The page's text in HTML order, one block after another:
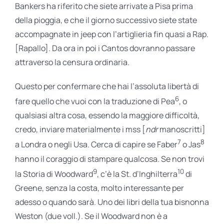
Bankers ha riferito che siete arrivate a Pisa prima
della pioggia, e che il giorno successivo siete state
accompagnate in jeep con l’artiglieria fin quasi a Rap.
[Rapallo]. Da ora in poi i Cantos dovranno passare
attraverso la censura ordinaria.
Questo per confermare che hai l’assoluta libertà di
fare quello che vuoi con la traduzione di Pea6, o
qualsiasi altra cosa, essendo la maggiore difficoltà,
credo, inviare materialmente i mss [ndrmanoscritti]
a Londra o negli Usa. Cerca di capire se Faber7 o Jas8
hanno il coraggio di stampare qualcosa. Se non trovi
la Storia di Woodward9, c’è la St. d’Inghilterra10di
Greene, senza la costa, molto interessante per
adesso o quando sarà. Uno dei libri della tua bisnonna
Weston (due voll.). Se il Woodward non è a